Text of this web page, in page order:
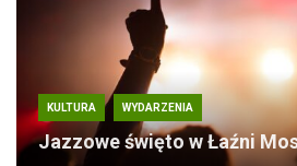
KULTURA WYDARZENIA
Jazzowe święto w Łaźni